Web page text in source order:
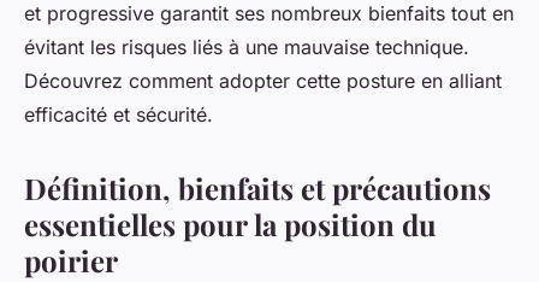
et progressive garantit ses nombreux bienfaits tout en
évitant les risques liés à une mauvaise technique.
Découvrez comment adopter cette posture en alliant
efficacité et sécurité.
Définition, bienfaits et précautions
essentielles pour la position du
poirier